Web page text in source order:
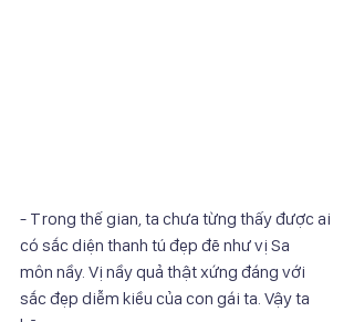
- Trong thế gian, ta chưa từng thấy được ai
có sắc diện thanh tú đẹp đẽ như vị Sa
môn nầy. Vị nầy quả thật xứng đáng với
sắc đẹp diễm kiều của con gái ta. Vậy ta